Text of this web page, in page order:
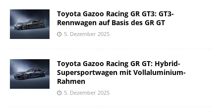
Toyota Gazoo Racing GR GT3: GT3-
Rennwagen auf Basis des GR GT
5. Dezember 2025
Toyota Gazoo Racing GR GT: Hybrid-
Supersportwagen mit Vollaluminium-
Rahmen
5. Dezember 2025